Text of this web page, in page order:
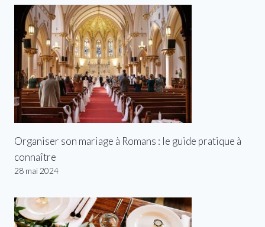
Organiser son mariage à Romans : le guide pratique à
connaître
28 mai 2024